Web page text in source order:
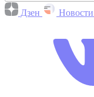
Дзен Новости